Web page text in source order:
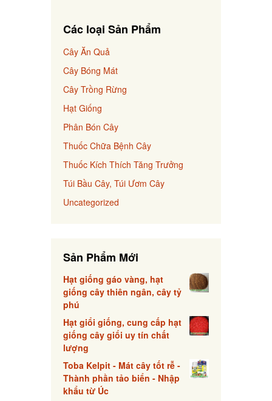
Các loại Sản Phẩm
Cây Ăn Quả
Cây Bóng Mát
Cây Trồng Rừng
Hạt Giống
Phân Bón Cây
Thuốc Chữa Bệnh Cây
Thuốc Kích Thích Tăng Trưởng
Túi Bầu Cây, Túi Ươm Cây
Uncategorized
Sản Phẩm Mới
Hạt giống gáo vàng, hạt
giống cây thiên ngân, cây tỷ
phú
Hạt giổi giống, cung cấp hạt
giống cây giổi uy tín chất
lượng
Toba Kelpit - Mát cây tốt rễ -
Thành phần tảo biển - Nhập
khẩu từ Úc